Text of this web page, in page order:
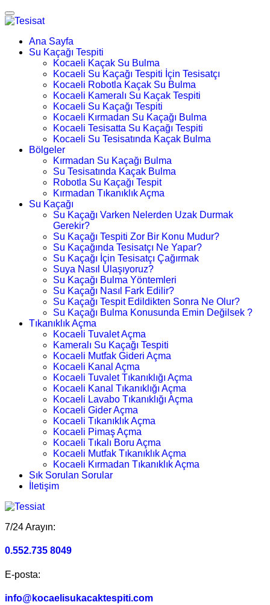
Ana Sayfa
Su Kaçağı Tespiti
Kocaeli Kaçak Su Bulma
Kocaeli Su Kaçağı Tespiti İçin Tesisatçı
Kocaeli Robotla Kaçak Su Bulma
Kocaeli Kameralı Su Kaçak Tespiti
Kocaeli Su Kaçağı Tespiti
Kocaeli Kırmadan Su Kaçağı Bulma
Kocaeli Tesisatta Su Kaçağı Tespiti
Kocaeli Su Tesisatında Kaçak Bulma
Bölgeler
Kırmadan Su Kaçağı Bulma
Su Tesisatında Kaçak Bulma
Robotla Su Kaçağı Tespit
Kırmadan Tıkanıklık Açma
Su Kaçağı
Su Kaçağı Varken Nelerden Uzak Durmak
Gerekir?
Su Kaçağı Tespiti Zor Bir Konu Mudur?
Su Kaçağında Tesisatçı Ne Yapar?
Su Kaçağı İçin Tesisatçı Çağırmak
Suya Nasıl Ulaşıyoruz?
Su Kaçağı Bulma Yöntemleri
Su Kaçağı Nasıl Fark Edilir?
Su Kaçağı Tespit Edildikten Sonra Ne Olur?
Su Kaçağı Bulma Konusunda Emin Değilsek ?
Tıkanıklık Açma
Kocaeli Tuvalet Açma
Kameralı Su Kaçağı Tespiti
Kocaeli Mutfak Gideri Açma
Kocaeli Kanal Açma
Kocaeli Tuvalet Tıkanıklığı Açma
Kocaeli Kanal Tıkanıklığı Açma
Kocaeli Lavabo Tıkanıklığı Açma
Kocaeli Gider Açma
Kocaeli Tıkanıklık Açma
Kocaeli Pimaş Açma
Kocaeli Tıkalı Boru Açma
Kocaeli Mutfak Tıkanıklık Açma
Kocaeli Kırmadan Tıkanıklık Açma
Sık Sorulan Sorular
İletişim
7/24 Arayın:
0.552.735 8049
E-posta:
info@kocaelisukacaktespiti.com